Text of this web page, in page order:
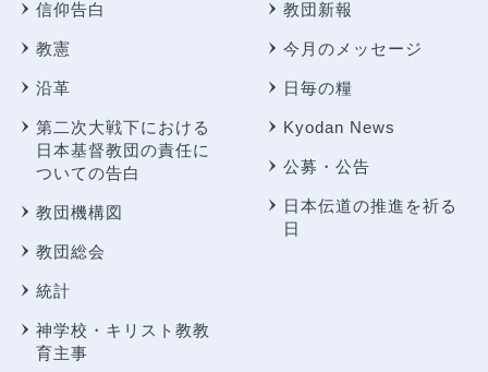
信仰告白
教憲
沿革
第二次大戦下における
日本基督教団の責任に
ついての告白
教団機構図
教団総会
統計
神学校・キリスト教教
育主事
教団新報
今月のメッセージ
日毎の糧
Kyodan News
公募・公告
日本伝道の推進を祈る
日